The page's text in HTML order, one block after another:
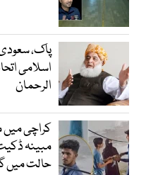
پاک،
اسلامی
الرحمان
کراچی میں
مبینہ
حالت میں